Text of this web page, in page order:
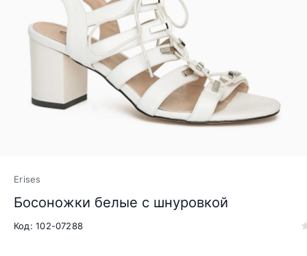
Erises
Босоножки белые с шнуровкой
Код: 102-07288